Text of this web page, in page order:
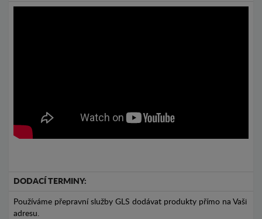
DODACÍ TERMINY:
Používáme přepravní služby GLS dodávat produkty přímo na Vaši
adresu.